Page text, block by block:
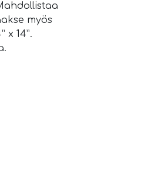
myös
x 14”.